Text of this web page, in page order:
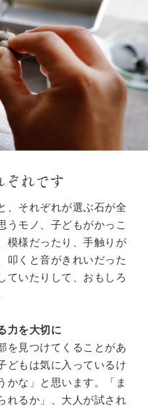
れです
、それぞれが選ぶ石が全
うモノ、子どもがかっこ
模様だったり、手触りが
叩くと音がきれいだった
ていたりして、おもしろ
力を大切に
を見つけてくることがあ
もは気に入っているけ
かな」と思います。「ま
れるか」、大人が試され